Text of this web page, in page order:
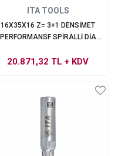
ITA TOOLS
16X35X16 Z= 3+1 DENSİMET
PERFORMANSF SPİRALLİ DİA
20.871,32 TL + KDV